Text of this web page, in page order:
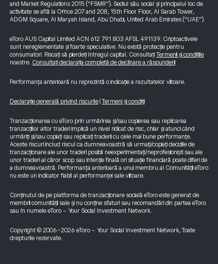
and Market Regulations 2015 (“FSMR”). Sediul său social și principalul loc de
activitate se află la Office 207 and 208, 15th Floor Floor, Al Sarab Tower,
ADGM Square, Al Maryah Island, Abu Dhabi, United Arab Emirates (“UAE”).
eToro AUS Capital Limited ACN 612 791 803 AFSL 491139. Criptoactivele
sunt nereglementate și foarte speculative. Nu există protecție pentru
consumatori. Riscați să pierdeți întregul capital. Consultați Termenii și condițiile
noastre. Consultați declarația completă de declinare a răspunderii
Performanța anterioară nu reprezintă o indicație a rezultatelor viitoare.
Declarație generală privind riscurile Termeni și condiții
Tranzacționarea cu eToro prin urmărirea și/sau copierea sau replicarea
tranzacțiilor altor traderi implică un nivel ridicat de risc, chiar și atunci când
urmăriți și/sau copiați sau replicați traderii cu cele mai bune performanțe.
Aceste riscuri includ riscul ca dumneavoastră să urmați/copiați deciziile de
tranzacționare ale unor traderi posibil neexperimentați/neprofesioniști sau ale
unor traderi al căror scop sau intenție finală ori situație financiară poate diferi de
a dumneavoastră. Performanța anterioară a unui membru al Comunității eToro
nu este un indicator fiabil al performanței sale viitoare.
Conținutul de pe platforma de tranzacționare socială eToro este generat de
membrii comunității sale și nu conține sfaturi sau recomandări din partea eToro
sau în numele eToro - Your Social Investment Network.
Copyright © 2006-2026 eToro - Your Social Investment Network, Toate
drepturile rezervate.